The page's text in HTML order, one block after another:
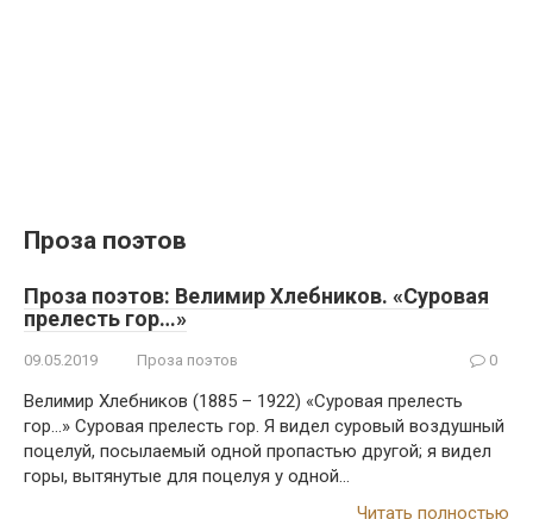
Проза поэтов
Проза поэтов: Велимир Хлебников. «Суровая
прелесть гор…»
09.05.2019 Проза поэтов 0
Велимир Хлебников (1885 – 1922) «Суровая прелесть
гор…» Суровая прелесть гор. Я видел суровый воздушный
поцелуй, посылаемый одной пропастью другой; я видел
горы, вытянутые для поцелуя у одной…
Читать полностью